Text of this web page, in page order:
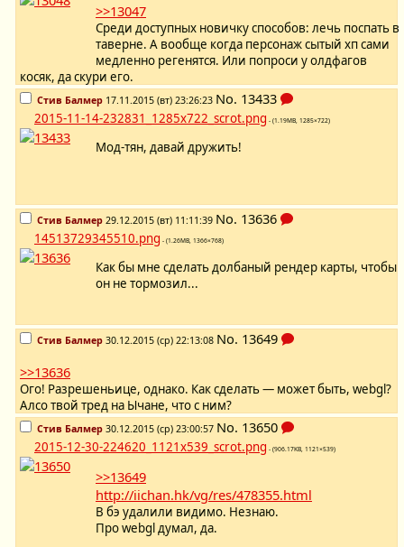
>>13047
Среди доступных новичку способов: лечь поспать в
таверне. А вообще когда персонаж сытый хп сами
медленно регенятся. Или попроси у олдфагов
косяк, да скури его.
Стив Балмер 17.11.2015 (вт) 23:26:23 No. 13433
2015-11-14-232831_1285x722_scrot.png - (1.19MB, 1285×722)
Мод-тян, давай дружить!
Стив Балмер 29.12.2015 (вт) 11:11:39 No. 13636
14513729345510.png - (1.26MB, 1366×768)
Как бы мне сделать долбаный рендер карты, чтобы
он не тормозил...
Стив Балмер 30.12.2015 (ср) 22:13:08 No. 13649
>>13636
Ого! Разрешеньице, однако. Как сделать — может быть, webgl?
Алсо твой тред на Ычане, что с ним?
Стив Балмер 30.12.2015 (ср) 23:00:57 No. 13650
2015-12-30-224620_1121x539_scrot.png - (906.17KB, 1121×539)
>>13649
http://iichan.hk/vg/res/478355.html
В бэ удалили видимо. Незнаю.
Про webgl думал, да.